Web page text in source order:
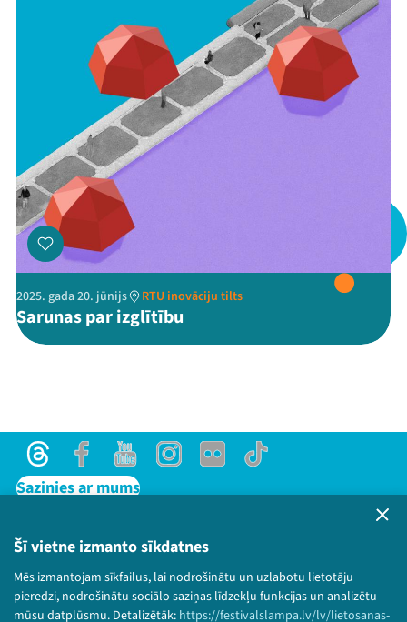
Šī vietne izmanto sīkdatnes
Mēs izmantojam sīkfailus, lai nodrošinātu un uzlabotu lietotāju
pieredzi, nodrošinātu sociālo saziņas līdzekļu funkcijas un analizētu
mūsu datplūsmu. Detalizētāk: https://festivalslampa.lv/lv/lietosanas-
Veikals
Kontakti
ThreadsFacebookYoutube
X TikTok
2025. gada 20. jūnijs RTU inovāciju tilts
Sarunas par izglītību
ThreadsFacebookYoutubeInstagram
Flick TikTok
Sazinies ar mums
Lietošanas noteikumi un sīkdatņu politika
Bērnu aizsardzības politika
© 2026 Sarunu festivāls LAMPA Visas tiesības
paturētas.